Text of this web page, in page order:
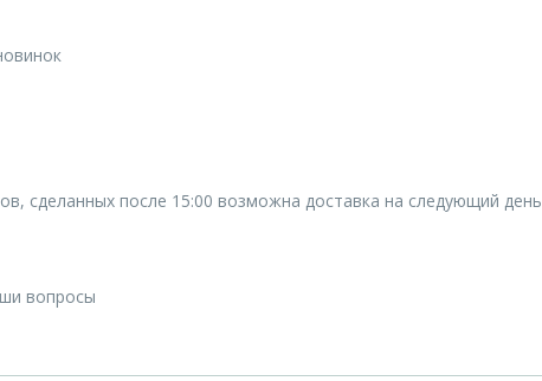
сделанных после 15:00 возможна доставка на следующий день
вопросы